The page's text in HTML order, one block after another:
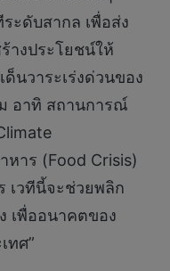
ะดับสากล เพื่อส่ง
างประโยชน์ให้
นวาระเร่งด่วนของ
อาทิ สถานการณ์
หาร (Food Crisis)
เวทีนี้จะช่วยพลิก
เพื่ออนาคตของ
ทศ”